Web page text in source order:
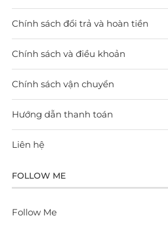
Chính sách đổi trả và hoàn tiền
Chính sách và điều khoản
Chính sách vận chuyển
Hướng dẫn thanh toán
Liên hệ
FOLLOW ME
Follow Me